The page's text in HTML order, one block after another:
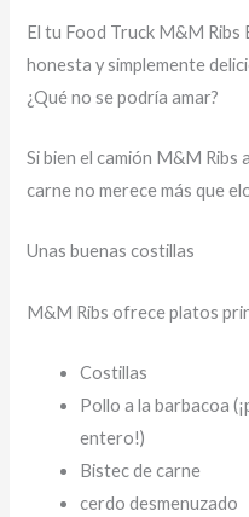
El tu Food Truck M&M Ribs
honesta y simplemente
¿Qué no se podría amar?
Si bien el camión M&M
carne no merece más que
Unas buenas costillas
M&M Ribs ofrece platos
Costillas
Pollo a la barbacoa
entero!)
Bistec de carne
cerdo desmenuzado